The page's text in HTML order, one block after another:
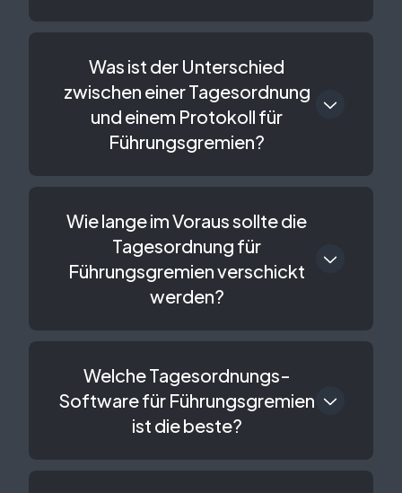
Was ist der Unterschied
zwischen einer Tagesordnung
und einem Protokoll für
Führungsgremien?
Wie lange im Voraus sollte die
Tagesordnung für
Führungsgremien verschickt
werden?
Welche Tagesordnungs-
Software für Führungsgremien
ist die beste?